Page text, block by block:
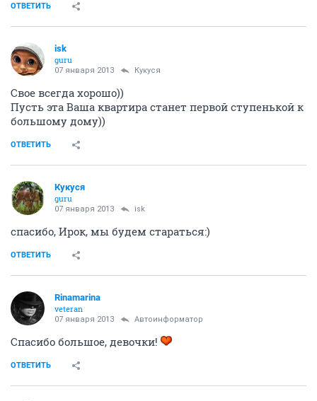
ОТВЕТИТЬ
isk
guru
07 января 2013 Кукуся
Свое всегда хорошо))
Пусть эта Ваша квартира станет первой ступенькой к
большому дому))
ОТВЕТИТЬ
Кукуся
guru
07 января 2013 isk
спасибо, Ирок, мы будем стараться:)
ОТВЕТИТЬ
Rinamarina
veteran
07 января 2013 Автоинформатор
Спасибо большое, девочки!
ОТВЕТИТЬ